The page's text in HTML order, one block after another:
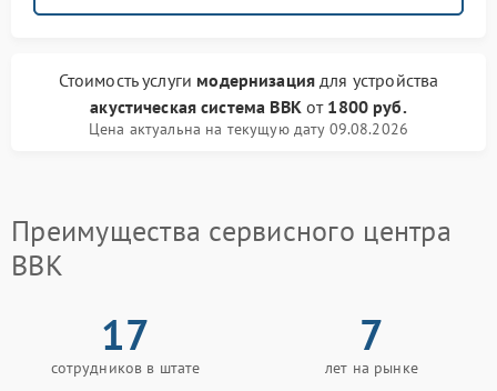
Стоимость услуги модернизация для устройства
акустическая система BBKот 1800 руб.
Цена актуальна на текущую дату 09.08.2026
Преимущества сервисного центра
BBK
17
сотрудников в штате
7
лет на рынке